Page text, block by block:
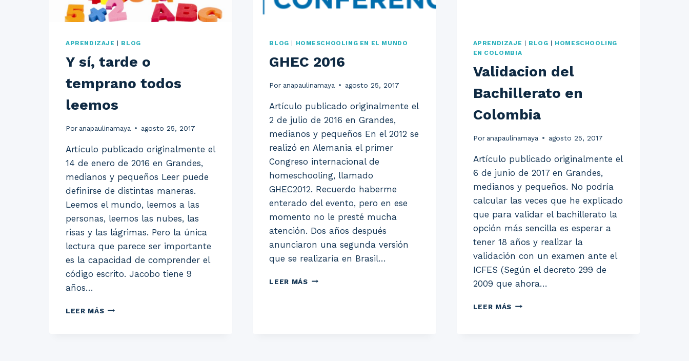
APRENDIZAJE BLOG
Y sí, tarde o
temprano todos
leemos
Por anapaulinamaya agosto 25, 2017
Artículo publicado originalmente el
14 de enero de 2016 en Grandes,
medianos y pequeños Leer puede
definirse de distintas maneras.
Leemos el mundo, leemos a las
personas, leemos las nubes, las
risas y las lágrimas. Pero la única
lectura que parece ser importante
es la capacidad de comprender el
código escrito. Jacobo tiene 9
años…
LEER MÁSY
BLOG HOMESCHOOLING EN EL MUNDO
GHEC 2016
Por anapaulinamaya agosto 25, 2017
Artículo publicado originalmente el
2 de julio de 2016 en Grandes,
medianos y pequeños En el 2012 se
realizó en Alemania el primer
Congreso internacional de
homeschooling, llamado
GHEC2012. Recuerdo haberme
enterado del evento, pero en ese
momento no le presté mucha
atención. Dos años después
anunciaron una segunda versión
que se realizaría en Brasil…
LEER MÁSGHEC
APRENDIZAJE BLOG
HOMESCHOOLING
EN COLOMBIA
Validacion del
Bachillerato en
Colombia
Por anapaulinamaya agosto 25, 2017
Artículo publicado originalmente el
6 de junio de 2017 en Grandes,
medianos y pequeños. No podría
calcular las veces que he explicado
que para validar el bachillerato la
opción más sencilla es esperar a
tener 18 años y realizar la
validación con un examen ante el
ICFES (Según el decreto 299 de
2009 que ahora…
LEER MÁS VALIDACION